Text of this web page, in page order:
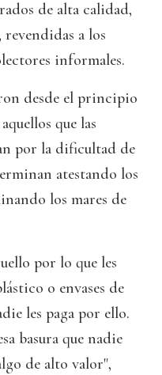
de alta calidad,
a los
informales.
desde el principio
que las
por la dificultad de
atestando los
los mares de
por lo que les
o envases de
les paga por ello.
basura que nadie
de alto valor",